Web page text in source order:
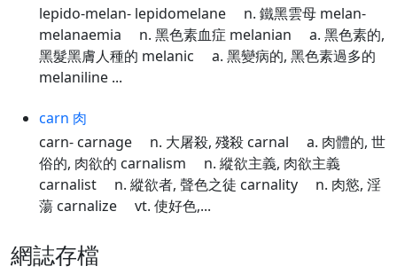
lepido-melan- lepidomelane n. 鐵黑雲母 melan-
melanaemia n. 黑色素血症 melanian a. 黑色素的,
黑髮黑膚人種的 melanic a. 黑變病的, 黑色素過多的
melaniline ...
carn 肉
carn- carnage n. 大屠殺, 殘殺 carnal a. 肉體的, 世
俗的, 肉欲的 carnalism n. 縱欲主義, 肉欲主義
carnalist n. 縱欲者, 聲色之徒 carnality n. 肉慾, 淫
蕩 carnalize vt. 使好色,...
網誌存檔